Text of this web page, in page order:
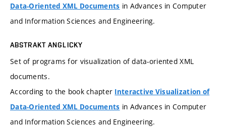
Data-Oriented XML Documents in Advances in Computer
and Information Sciences and Engineering.
ABSTRAKT ANGLICKY
Set of programs for visualization of data-oriented XML
documents.
According to the book chapter Interactive Visualization of
Data-Oriented XML Documents in Advances in Computer
and Information Sciences and Engineering.